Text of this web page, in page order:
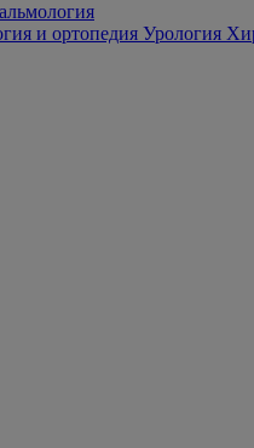
и ортопедия Урология